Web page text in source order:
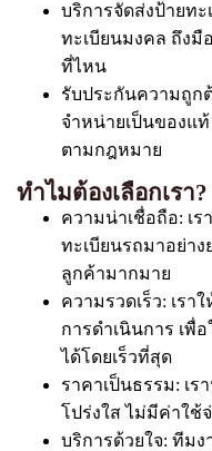
บริการจัดส่งป้ายท
ทะเบียนมงคล ถึงมื
ที่ไหน
รับประกันความถูก
จำหน่ายเป็นของแ
ตามกฎหมาย
ทำไมต้องเลือกเรา?
ความน่าเชื่อถือ: เ
ทะเบียนรถมาอย่าง
ลูกค้ามากมาย
ความรวดเร็ว: เร
การดำเนินการ เพื่
ได้โดยเร็วที่สุด
ราคาเป็นธรรม: เ
โปร่งใส ไม่มีค่าใช้
บริการด้วยใจ: ทีม